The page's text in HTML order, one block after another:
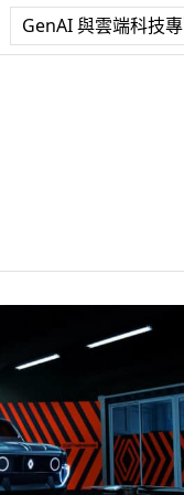
GenAI 與雲端科技